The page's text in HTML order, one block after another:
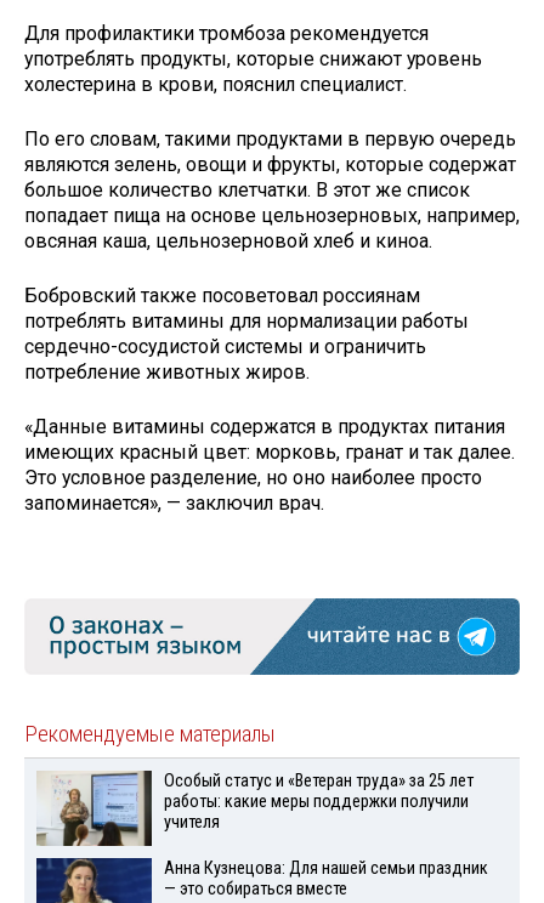
Для профилактики тромбоза рекомендуется
употреблять продукты, которые снижают уровень
холестерина в крови, пояснил специалист.
По его словам, такими продуктами в первую очередь
являются зелень, овощи и фрукты, которые содержат
большое количество клетчатки. В этот же список
попадает пища на основе цельнозерновых, например,
овсяная каша, цельнозерновой хлеб и киноа.
Бобровский также посоветовал россиянам
потреблять витамины для нормализации работы
сердечно-сосудистой системы и ограничить
потребление животных жиров.
«Данные витамины содержатся в продуктах питания
имеющих красный цвет: морковь, гранат и так далее.
Это условное разделение, но оно наиболее просто
запоминается», — заключил врач.
Рекомендуемые материалы
Особый статус и «Ветеран труда» за 25 лет
работы: какие меры поддержки получили
учителя
Анна Кузнецова: Для нашей семьи праздник
— это собираться вместе